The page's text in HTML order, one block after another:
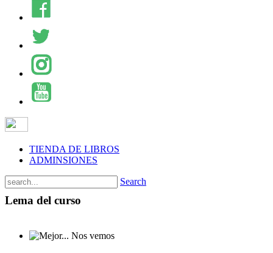
TIENDA DE LIBROS
ADMINSIONES
Search
Lema del curso